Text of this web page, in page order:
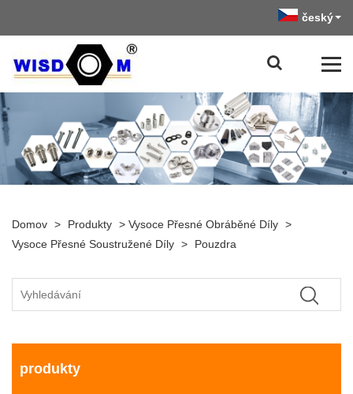
český
Domov > Produkty > Vysoce Přesné Obráběné Díly >
Vysoce Přesné Soustružené Díly > Pouzdra
produkty